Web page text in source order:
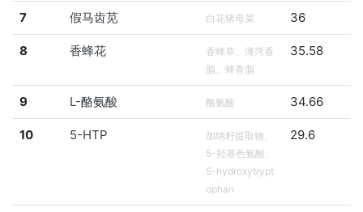
7 假马齿苋 白花猪母菜 36
8 香蜂花
香蜂草、薄菏香
脂、蜂香脂
35.58
9 L-酪氨酸 酪氨酸 34.66
10 5-HTP
加纳籽提取物、
5-羟基色氨酸、
5-hydroxytrypt
ophan
29.6